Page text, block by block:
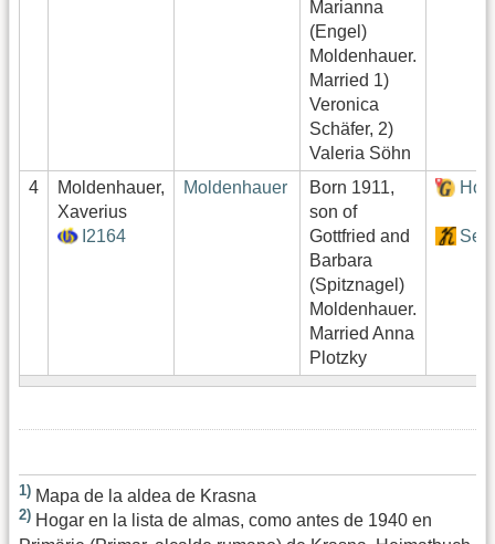
Marianna
(Engel)
Moldenhauer.
Married 1)
Veronica
Schäfer, 2)
Valeria Söhn
4
Moldenhauer,
Xaverius
I2164
Moldenhauer
Born 1911,
son of
Gottfried and
Barbara
(Spitznagel)
Moldenhauer.
Married Anna
Plotzky
1) Mapa de la aldea de Krasna
2) Hogar en la lista de almas, como antes de 1940 en